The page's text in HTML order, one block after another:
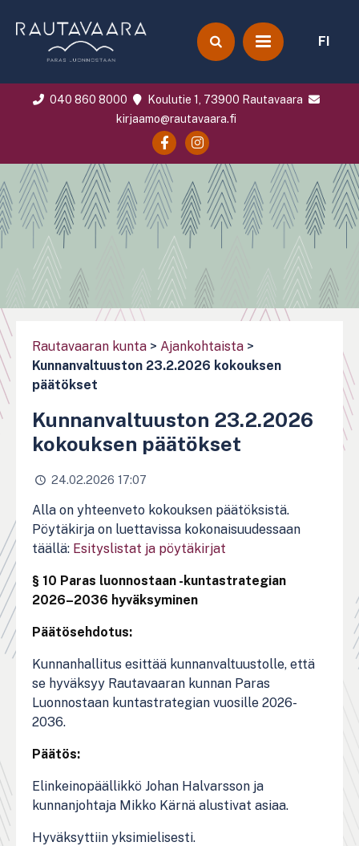
FI
040 860 8000
Koulutie 1, 73900 Rautavaara
kirjaamo@rautavaara.fi
Rautavaaran kunta > Ajankohtaista >
Kunnanvaltuuston 23.2.2026 kokouksen
päätökset
Kunnanvaltuuston 23.2.2026
kokouksen päätökset
24.02.2026 17:07
Alla on yhteenveto kokouksen päätöksistä.
Pöytäkirja on luettavissa kokonaisuudessaan
täällä: Esityslistat ja pöytäkirjat
§ 10 Paras luonnostaan -kuntastrategian
2026–2036 hyväksyminen
Päätösehdotus:
Kunnanhallitus esittää kunnanvaltuustolle, että
se hyväksyy Rautavaaran kunnan Paras
Luonnostaan kuntastrategian vuosille 2026-
2036.
Päätös:
Elinkeinopäällikkö Johan Halvarsson ja
kunnanjohtaja Mikko Kärnä alustivat asiaa.
Hyväksyttiin yksimielisesti.